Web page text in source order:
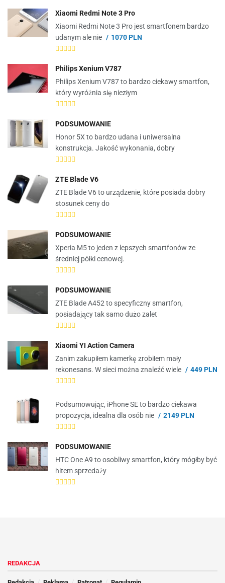
Xiaomi Redmi Note 3 Pro
Xiaomi Redmi Note 3 Pro jest smartfonem bardzo
udanym ale nie
1070 PLN
Philips Xenium V787
Philips Xenium V787 to bardzo ciekawy smartfon,
który wyróżnia się niezłym
PODSUMOWANIE
Honor 5X to bardzo udana i uniwersalna
konstrukcja. Jakość wykonania, dobry
ZTE Blade V6
ZTE Blade V6 to urządzenie, które posiada dobry
stosunek ceny do
PODSUMOWANIE
Xperia M5 to jeden z lepszych smartfonów ze
średniej półki cenowej.
PODSUMOWANIE
ZTE Blade A452 to specyficzny smartfon,
posiadający tak samo dużo zalet
Xiaomi YI Action Camera
Zanim zakupiłem kamerkę zrobiłem mały
rekonesans. W sieci można znaleźć wiele
449 PLN
Podsumowując, iPhone SE to bardzo ciekawa
propozycja, idealna dla osób nie
2149 PLN
PODSUMOWANIE
HTC One A9 to osobliwy smartfon, który mógłby być
hitem sprzedaży
REDAKCJA